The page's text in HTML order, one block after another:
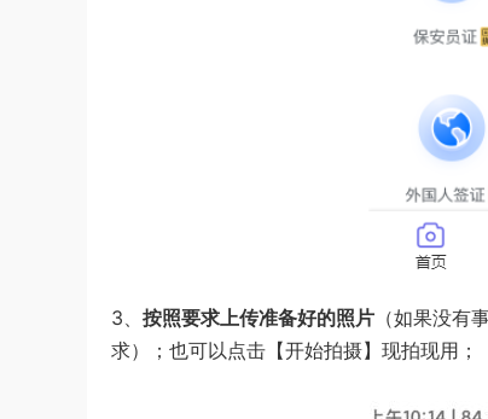
3、 按照要求上传准备好的照片 （如果没有
求）；也可以点击【开始拍摄】现拍现用；